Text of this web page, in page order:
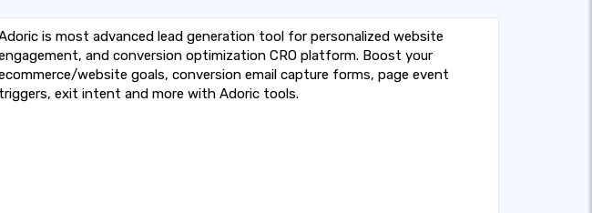
is most advanced lead generation tool for personalized website
and conversion optimization CRO platform. Boost your
website goals, conversion email capture forms, page event
triggers, exit intent and more with Adoric tools.